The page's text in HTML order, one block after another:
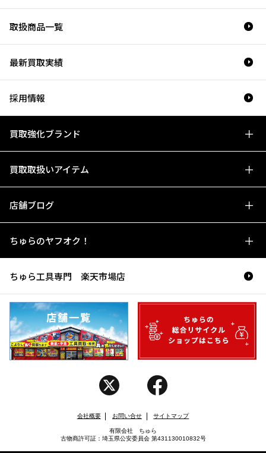
取扱商品一覧
最新買取実績
採用情報
買取強化ブランド
買取取扱いアイテム
店舗ブログ
ちゅらのヤフオク！
ちゅら工具専門 楽天市場店
会社概要 お問い合せ サイトマップ
有限会社 ちゅら
古物商許可証：埼玉県公安委員会 第431130010832号